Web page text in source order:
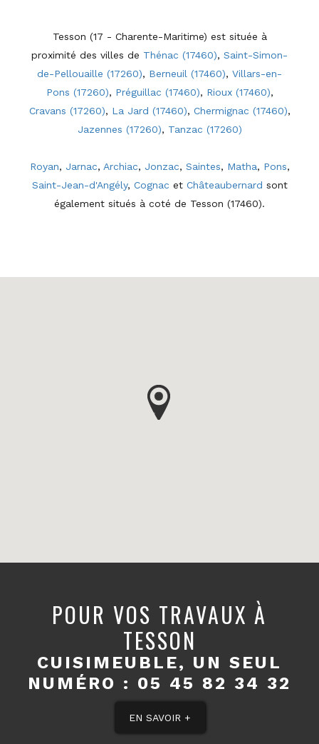
Tesson (17 - Charente-Maritime) est située à
proximité des villes de Thénac (17460), Saint-Simon-
de-Pellouaille (17260), Berneuil (17460), Villars-en-
Pons (17260), Préguillac (17460), Rioux (17460),
Cravans (17260), La Jard (17460), Chermignac (17460),
Jazennes (17260), Tanzac (17260)
Royan, Jarnac, Archiac, Jonzac, Saintes, Matha, Pons,
Saint-Jean-d'Angély, Cognac et Châteaubernard sont
également situés à coté de Tesson (17460).
POUR VOS TRAVAUX À
TESSON
CUISIMEUBLE, UN SEUL
NUMÉRO : 05 45 82 34 32
EN SAVOIR +